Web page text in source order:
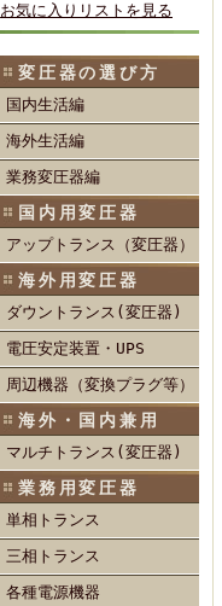
お気に入りリストを見る
変圧器の選び方
国内生活編
海外生活編
業務変圧器編
国内用変圧器
アップトランス（変圧器）
海外用変圧器
ダウントランス(変圧器)
電圧安定装置・UPS
周辺機器（変換プラグ等）
海外・国内兼用
マルチトランス(変圧器)
業務用変圧器
単相トランス
三相トランス
各種電源機器